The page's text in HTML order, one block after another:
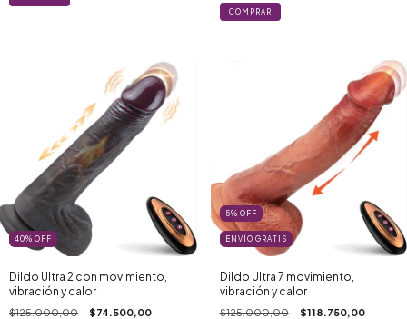
40% OFF
Dildo Ultra 2 con movimiento,
vibración y calor
$125.000,00 $74.500,00
5% OFF
ENVÍO GRATIS
Dildo Ultra 7 movimiento,
vibración y calor
$125.000,00 $118.750,00